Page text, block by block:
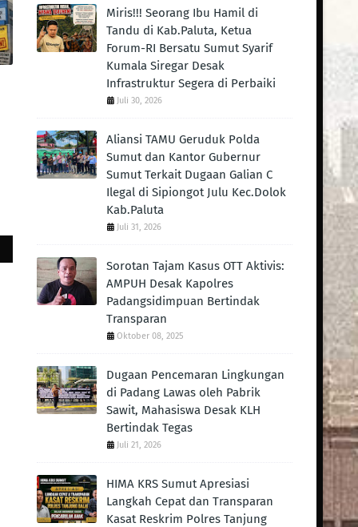
Miris!!! Seorang Ibu Hamil di
Tandu di Kab.Paluta, Ketua
Forum-RI Bersatu Sumut Syarif
Kumala Siregar Desak
Infrastruktur Segera di Perbaiki
Juli 30, 2026
Aliansi TAMU Geruduk Polda
Sumut dan Kantor Gubernur
Sumut Terkait Dugaan Galian C
Ilegal di Sipiongot Julu Kec.Dolok
Kab.Paluta
Juli 31, 2026
Sorotan Tajam Kasus OTT Aktivis:
AMPUH Desak Kapolres
Padangsidimpuan Bertindak
Transparan
Oktober 08, 2025
Dugaan Pencemaran Lingkungan
di Padang Lawas oleh Pabrik
Sawit, Mahasiswa Desak KLH
Bertindak Tegas ‎
Juli 21, 2026
HIMA KRS Sumut Apresiasi
Langkah Cepat dan Transparan
Kasat Reskrim Polres Tanjung